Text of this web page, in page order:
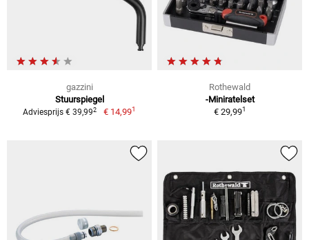
gazzini
Stuurspiegel
Adviesprijs € 39,992 € 14,991
Rothewald
-Miniratelset
€ 29,991